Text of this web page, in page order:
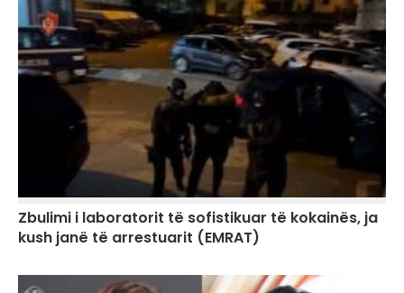
Zbulimi i laboratorit të sofistikuar të kokainës, ja
kush janë të arrestuarit (EMRAT)